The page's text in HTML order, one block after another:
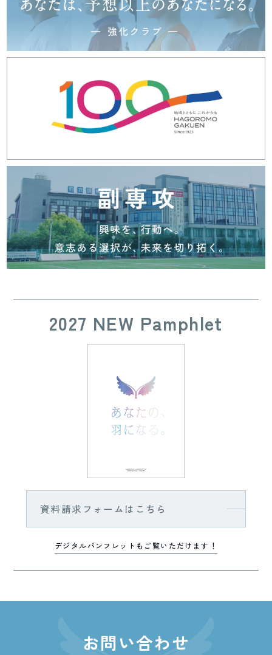
2027 NEW Pamphlet
資料請求フォームはこちら
デジタルパンフレットもご覧いただけます！
お問い合わせ